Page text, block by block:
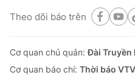
thuận bằng văn bản. Ghi rõ
thông tin từ website này.
Theo dõi báo trên
Cơ quan chủ quản:Đài Truyền
Cơ quan báo chí: Thời báo VTV